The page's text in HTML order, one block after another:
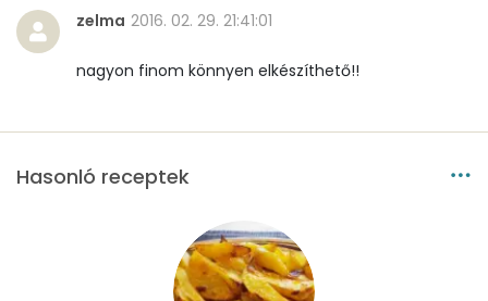
Víz
Összesen
Vitaminok
Összesen
A vitamin (RAE):
zelma 2016. 02. 29. 21:41:01
nagyon finom könnyen elkészíthető!!
Hasonló receptek